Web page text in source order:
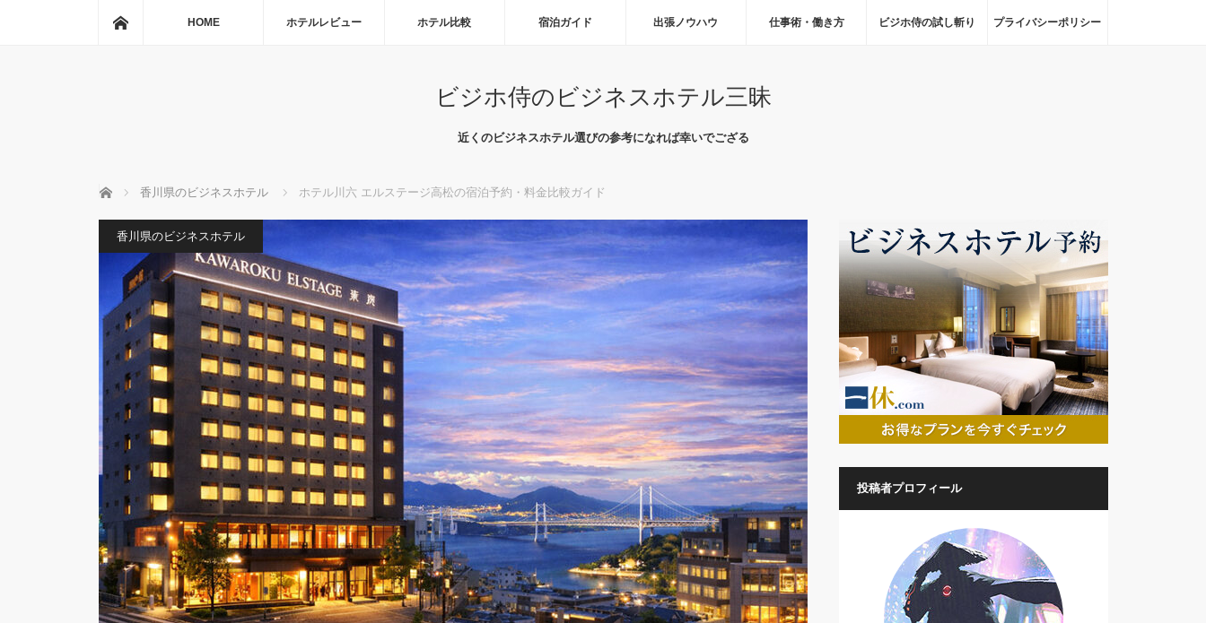
HOME ホテルレビュー ホテル比較 宿泊ガイド 出張ノウハウ 仕事術・働き方 ビジホ侍の試し斬り プライバシーポリシー
ビジホ侍のビジネスホテル三昧
近くのビジネスホテル選びの参考になれば幸いでござる
ホーム 香川県のビジネスホテル ホテル川六 エルステージ高松の宿泊予約・料金比較ガイド
香川県のビジネスホテル
投稿者プロフィール